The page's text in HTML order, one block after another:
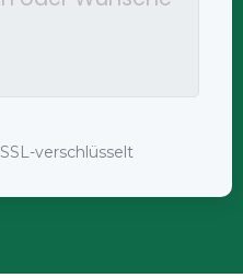
verschlüsselt